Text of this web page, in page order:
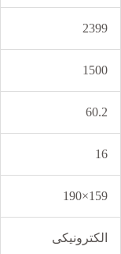
2399
1500
60.2
16
159×190
الکترونیکی